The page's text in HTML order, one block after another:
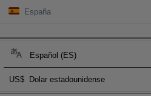
España
Español (ES)
US$ Dolar estadounidense